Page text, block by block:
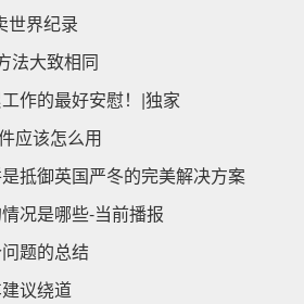
世界纪录
法大致相同
作的最好安慰！|独家
应该怎么用
抵御英国严冬的完美解决方案
况是哪些-当前播报
题的总结
议绕道